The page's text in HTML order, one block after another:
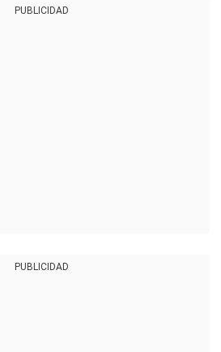
PUBLICIDAD
PUBLICIDAD